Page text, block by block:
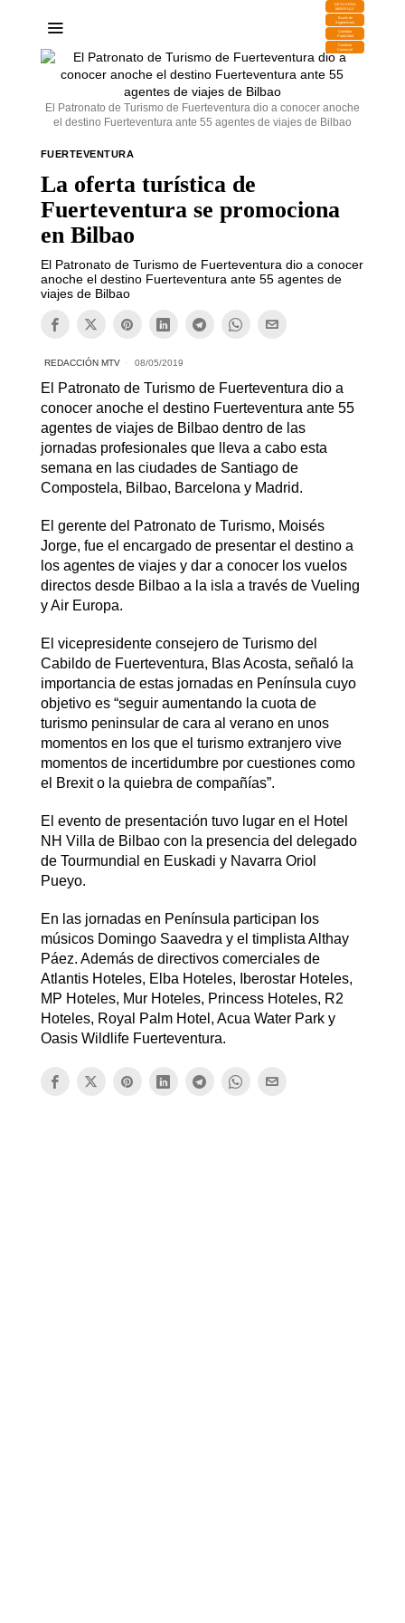
DESCARGA
MIRAPLAY
Buzón de
Sugerencias
Contratar
Publicidad
Contacto
Comercial
El Patronato de Turismo de Fuerteventura dio a conocer anoche
el destino Fuerteventura ante 55 agentes de viajes de Bilbao
FUERTEVENTURA
La oferta turística de
Fuerteventura se promociona
en Bilbao
El Patronato de Turismo de Fuerteventura dio a conocer
anoche el destino Fuerteventura ante 55 agentes de
viajes de Bilbao
REDACCIÓN MTV 08/05/2019
El Patronato de Turismo de Fuerteventura dio a
conocer anoche el destino Fuerteventura ante 55
agentes de viajes de Bilbao dentro de las
jornadas profesionales que lleva a cabo esta
semana en las ciudades de Santiago de
Compostela, Bilbao, Barcelona y Madrid.
El gerente del Patronato de Turismo, Moisés
Jorge, fue el encargado de presentar el destino a
los agentes de viajes y dar a conocer los vuelos
directos desde Bilbao a la isla a través de Vueling
y Air Europa.
El vicepresidente consejero de Turismo del
Cabildo de Fuerteventura, Blas Acosta, señaló la
importancia de estas jornadas en Península cuyo
objetivo es “seguir aumentando la cuota de
turismo peninsular de cara al verano en unos
momentos en los que el turismo extranjero vive
momentos de incertidumbre por cuestiones como
el Brexit o la quiebra de compañías”.
El evento de presentación tuvo lugar en el Hotel
NH Villa de Bilbao con la presencia del delegado
de Tourmundial en Euskadi y Navarra Oriol
Pueyo.
En las jornadas en Península participan los
músicos Domingo Saavedra y el timplista Althay
Páez. Además de directivos comerciales de
Atlantis Hoteles, Elba Hoteles, Iberostar Hoteles,
MP Hoteles, Mur Hoteles, Princess Hoteles, R2
Hoteles, Royal Palm Hotel, Acua Water Park y
Oasis Wildlife Fuerteventura.